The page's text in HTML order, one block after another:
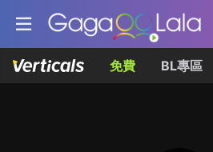
免費 BL專區